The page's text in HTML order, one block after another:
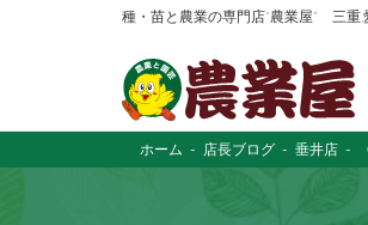
種・苗と農業の専門店“農業屋” 三重,
ホーム 店長ブログ 垂井店